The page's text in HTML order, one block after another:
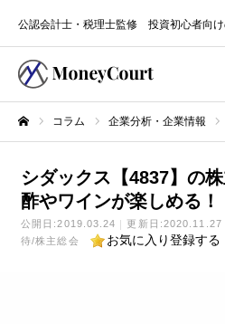
公認会計士・税理士監修 投資初心者向
コラム 企業分析・企業情報
シダックス【4837】の
酢やワインが楽しめる！
公開日:2019.03.24 更新日:2020.11.27
待/株主総会
お気に入り登録する